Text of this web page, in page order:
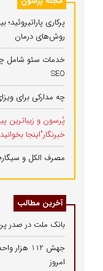
پرکاری
روش‌های درمان
خدمات سئو شامل
SEO
چه مدارکی برای
پُرسون و زیباترین
خبرنگار"اینجا
مصرف الکل و
آخرین مطالب
بانک ملت در صدر
جهش 112
امروز